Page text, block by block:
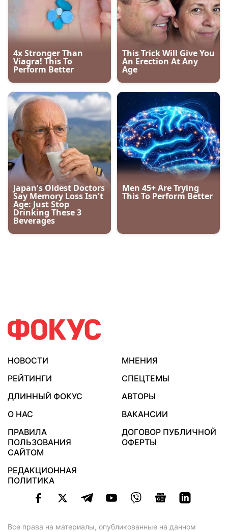
НОВОСТИ
МНЕНИЯ
РЕЙТИНГИ
СПЕЦТЕМЫ
ДЛИННЫЙ ФОКУС
АВТОРЫ
О НАС
ВАКАНСИИ
ПРАВИЛА
ПОЛЬЗОВАНИЯ
САЙТОМ
ДОГОВОР ПУБЛИЧНОЙ
ОФЕРТЫ
РЕДАКЦИОННАЯ
ПОЛИТИКА
Все права на материалы, опубликованные на данном